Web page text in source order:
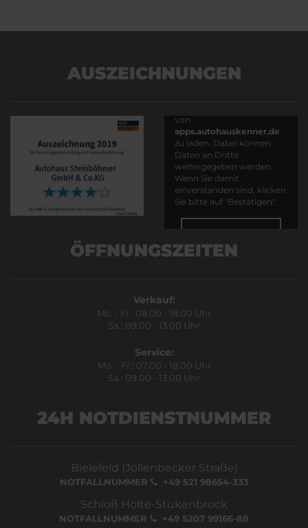
AUSZEICHNUNGEN
von
apps.autohauskenner.de
zu laden. Dabei können
Daten an Dritte
weitergegeben werden.
Wenn Sie damit
einverstanden sind, klicken
Sie bitte auf "Bestätigen".
ÖFFNUNGSZEITEN
Verkauf:
Mo. - Fr.: 08.00 - 18.00 Uhr
Sa.: 09.00 - 13.00 Uhr
Service:
Mo. - Fr.: 07.00 - 18.00 Uhr
Sa.: 09.00 - 13.00 Uhr
24H NOTDIENSTNUMMER
Bielefeld (Jöllenbecker Straße)
NOTFALLNUMMER +49 521 98654-333
Schloß Holte-Stukenbrock
NOTFALLNUMMER +49 5207 99166-88